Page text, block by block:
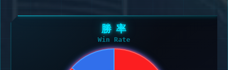
勝 率
Win Rate